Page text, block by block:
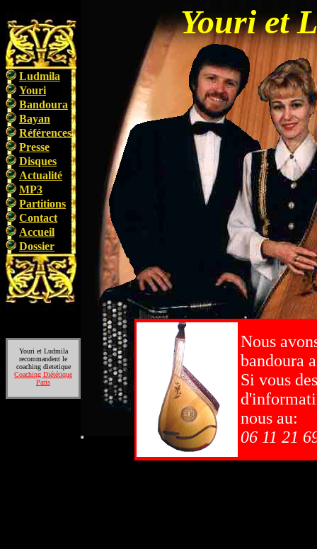
Ludmila
Youri
Bandoura
Bayan
Références
Presse
Disques
Actualité
MP3
Partitions
Contact
Accueil
Dossier
Youri et Ludmila
recommandent le
coaching dietetique
Coaching Diététique
Paris
Youri et
Nous
bandoura
Si vous
nous au:
06 11 21